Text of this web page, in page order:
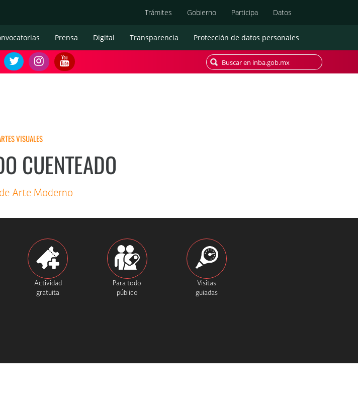
Trámites Gobierno Participa Datos
Prensa Digital Transparencia Protección de datos personales
VISUALES
CUENTEADO
Arte Moderno
Actividad
gratuita
Para todo
público
Visitas
guiadas